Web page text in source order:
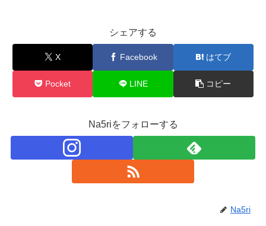
シェアする
X Facebook はてブ
Pocket LINE コピー
Na5riをフォローする
Na5ri